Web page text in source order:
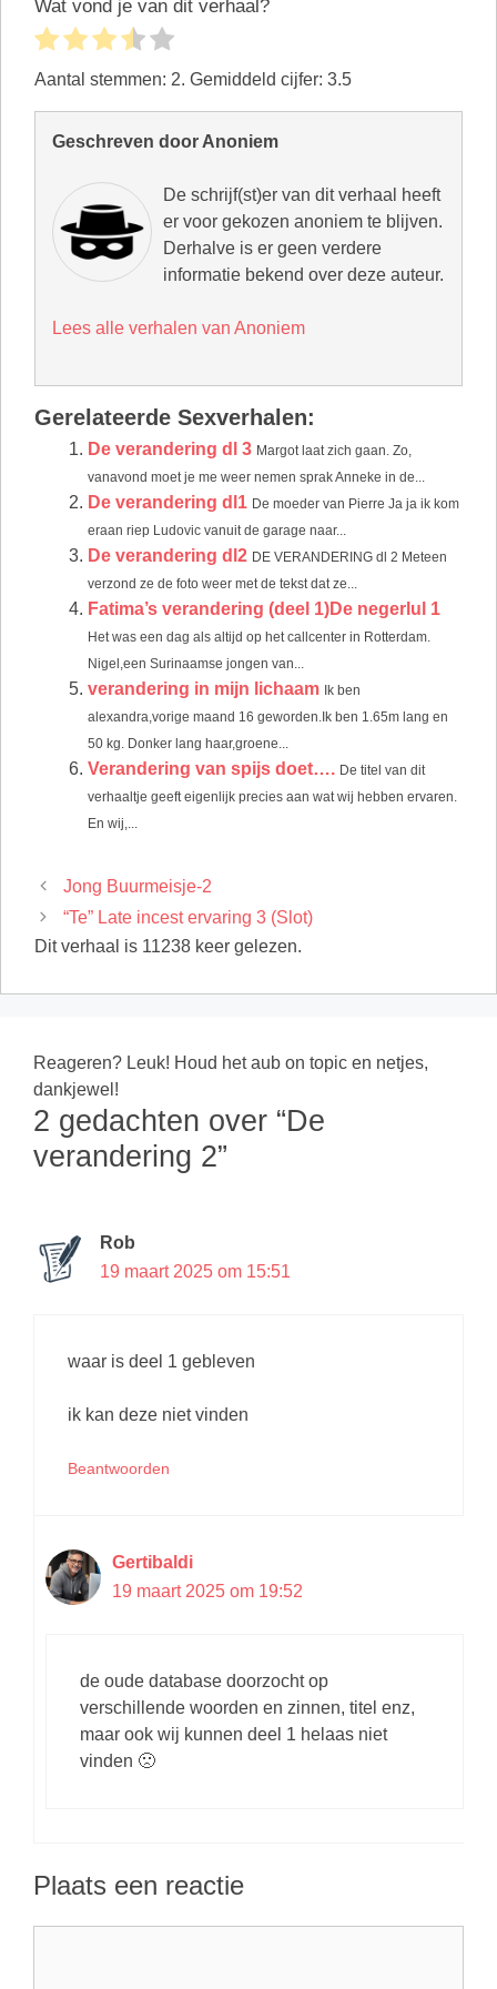
Wat vond je van dit verhaal?
Aantal stemmen: 2. Gemiddeld cijfer: 3.5
Geschreven door Anoniem
De schrijf(st)er van dit verhaal heeft
er voor gekozen anoniem te blijven.
Derhalve is er geen verdere
informatie bekend over deze auteur.
Lees alle verhalen van Anoniem
Gerelateerde Sexverhalen:
De verandering dl 3 Margot laat zich gaan. Zo,
vanavond moet je me weer nemen sprak Anneke in de...
De verandering dl1 De moeder van Pierre Ja ja ik kom
eraan riep Ludovic vanuit de garage naar...
De verandering dl2 DE VERANDERING dl 2 Meteen
verzond ze de foto weer met de tekst dat ze...
Fatima’s verandering (deel 1)De negerlul 1
Het was een dag als altijd op het callcenter in Rotterdam.
Nigel,een Surinaamse jongen van...
verandering in mijn lichaam Ik ben
alexandra,vorige maand 16 geworden.Ik ben 1.65m lang en
50 kg. Donker lang haar,groene...
Verandering van spijs doet…. De titel van dit
verhaaltje geeft eigenlijk precies aan wat wij hebben ervaren.
En wij,...
Jong Buurmeisje-2
“Te” Late incest ervaring 3 (Slot)
Dit verhaal is 11238 keer gelezen.
Reageren? Leuk! Houd het aub on topic en netjes,
dankjewel!
2 gedachten over “De
verandering 2”
Rob
19 maart 2025 om 15:51
waar is deel 1 gebleven
ik kan deze niet vinden
Beantwoorden
Gertibaldi
19 maart 2025 om 19:52
de oude database doorzocht op
verschillende woorden en zinnen, titel enz,
maar ook wij kunnen deel 1 helaas niet
vinden 🙁
Plaats een reactie